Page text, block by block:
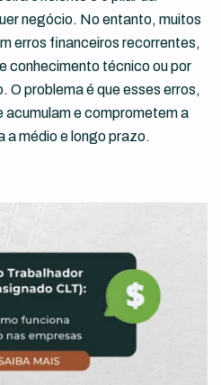
negócio. No entanto, muitos
erros financeiros recorrentes,
conhecimento técnico ou por
O problema é que esses erros,
acumulam e comprometem a
a médio e longo prazo.